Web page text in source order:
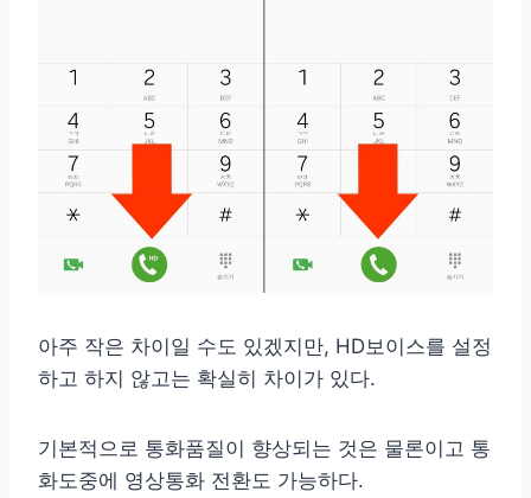
아주 작은 차이일 수도 있겠지만, HD보이스를 설정
하고 하지 않고는 확실히 차이가 있다.
기본적으로 통화품질이 향상되는 것은 물론이고 통
화도중에 영상통화 전환도 가능하다.